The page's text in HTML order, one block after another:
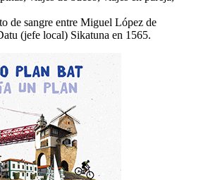
de sangre entre Miguel López de
(jefe local) Sikatuna en 1565.